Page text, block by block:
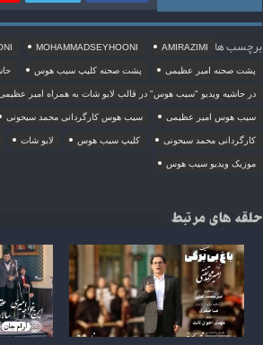
برچسب ها AMIRAZIMI
MOHAMMADSEYHOONI
پشت صحنه امیر عظیمی پشت صحنه کلیپ سیب هوس
در حاشیه ویدیو "سیب هوس" در قالب لایو شات به همراه امیر
سیب هوس امیر عظیمی سیب هوس کارگردانی محمد سیحونی
کارگردانی محمد سیحونی کلیپ سیب هوس لایو شات
موزیک ویدیو سیب هوس
حلقه های مرتبط